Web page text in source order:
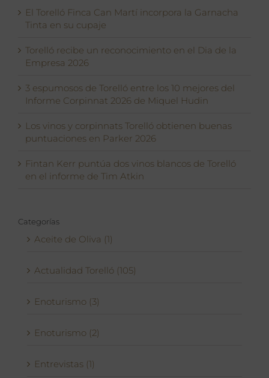
El Torelló Finca Can Martí incorpora la Garnacha
Tinta en su cupaje
Torelló recibe un reconocimiento en el Dia de la
Empresa 2026
3 espumosos de Torelló entre los 10 mejores del
Informe Corpinnat 2026 de Miquel Hudin
Los vinos y corpinnats Torelló obtienen buenas
puntuaciones en Parker 2026
Fintan Kerr puntúa dos vinos blancos de Torelló
en el informe de Tim Atkin
Categorías
Aceite de Oliva (1)
Actualidad Torelló (105)
Enoturismo (3)
Enoturismo (2)
Entrevistas (1)